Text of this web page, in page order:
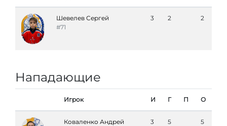
Шевелев Сергей
#71
3 2 2
Нападающие
Игрок И Г П О
Коваленко Андрей
3 5 5